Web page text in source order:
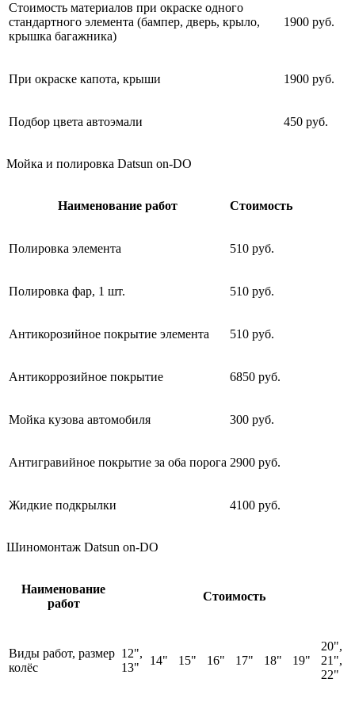
Стоимость материалов при окраске одного
стандартного элемента (бампер, дверь, крыло,
крышка багажника)
1900 руб.
При окраске капота, крыши 1900 руб.
Подбор цвета автоэмали 450 руб.
Мойка и полировка Datsun on-DO
Наименование работ Стоимость
Полировка элемента 510 руб.
Полировка фар, 1 шт. 510 руб.
Антикорозийное покрытие элемента 510 руб.
Антикоррозийное покрытие 6850 руб.
Мойка кузова автомобиля 300 руб.
Антигравийное покрытие за оба порога 2900 руб.
Жидкие подкрылки 4100 руб.
Шиномонтаж Datsun on-DO
Наименование
работ
Стоимость
Виды работ, размер
колёс
12",
13"
14" 15" 16" 17" 18" 19"
20",
21",
22"